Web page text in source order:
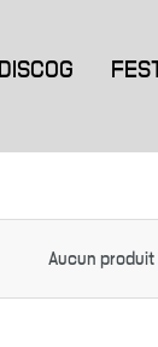
DISCOG
Aucun